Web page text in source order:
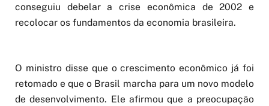
conseguiu debelar a crise econômica de 2002 e
recolocar os fundamentos da economia brasileira.
O ministro disse que o crescimento econômico já foi
retomado e que o Brasil marcha para um novo modelo
de desenvolvimento. Ele afirmou que a preocupação